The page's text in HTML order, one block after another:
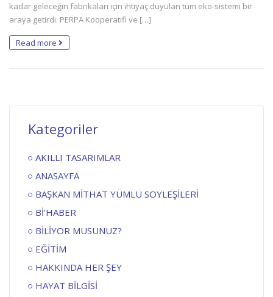
kadar geleceğin fabrikaları için ihtiyaç duyulan tüm eko-sistemi bir
araya getirdi. PERPA Kooperatifi ve […]
Read more
Kategoriler
AKILLI TASARIMLAR
ANASAYFA
BAŞKAN MİTHAT YÜMLÜ SÖYLEŞİLERİ
Bİ'HABER
BİLİYOR MUSUNUZ?
EĞİTİM
HAKKINDA HER ŞEY
HAYAT BİLGİSİ